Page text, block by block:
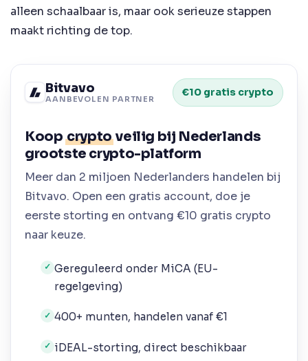
alleen schaalbaar is, maar ook serieuze stappen
maakt richting de top.
Bitvavo
AANBEVOLEN PARTNER
€10 gratis crypto
Koopcryptoveilig bij Nederlands
grootste crypto-platform
Meer dan 2 miljoen Nederlanders handelen bij
Bitvavo. Open een gratis account, doe je
eerste storting en ontvang €10 gratis crypto
naar keuze.
✓ Gereguleerd onder MiCA (EU-
regelgeving)
✓ 400+ munten, handelen vanaf €1
✓ iDEAL-storting, direct beschikbaar